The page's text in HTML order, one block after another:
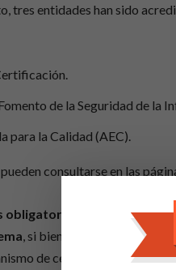
tres entidades han sido
de la Seguridad de la
para la Calidad (AEC).
consultarse en las
obligatoria
se puede
, si bien la Agencia ofrece
de certificación como